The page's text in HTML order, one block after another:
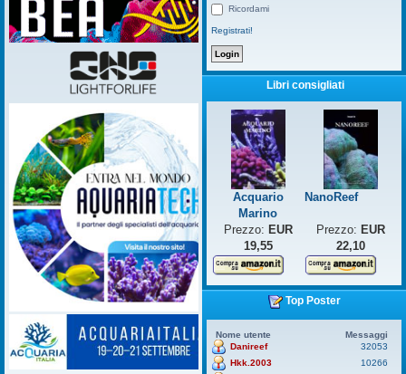
Ricordami
Registrati!
Libri consigliati
Acquario
Marino
NanoReef
Prezzo: EUR
19,55
Prezzo: EUR
22,10
Top Poster
Nome utente
Messaggi
Danireef
32053
Hkk.2003
10266